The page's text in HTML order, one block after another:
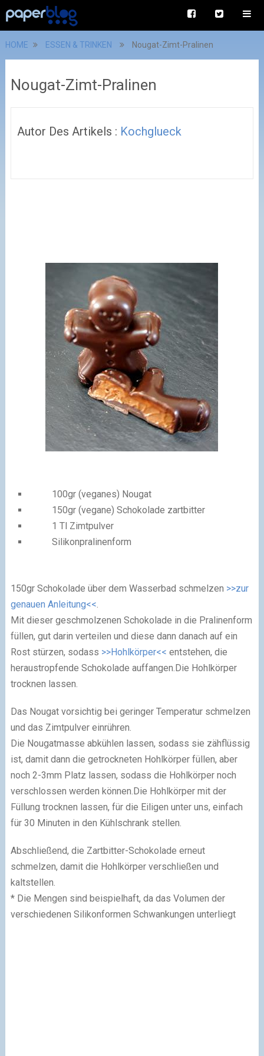
HOME ESSEN & TRINKEN Nougat-Zimt-Pralinen
Nougat-Zimt-Pralinen
Autor Des Artikels : Kochglueck
100gr (veganes) Nougat
150gr (vegane) Schokolade zartbitter
1 Tl Zimtpulver
Silikonpralinenform
150gr Schokolade über dem Wasserbad schmelzen >>zur
genauen Anleitung<<.
Mit dieser geschmolzenen Schokolade in die Pralinenform
füllen, gut darin verteilen und diese dann danach auf ein
Rost stürzen, sodass >>Hohlkörper<< entstehen, die
heraustropfende Schokolade auffangen.Die Hohlkörper
trocknen lassen.
Das Nougat vorsichtig bei geringer Temperatur schmelzen
und das Zimtpulver einrühren.
Die Nougatmasse abkühlen lassen, sodass sie zähflüssig
ist, damit dann die getrockneten Hohlkörper füllen, aber
noch 2-3mm Platz lassen, sodass die Hohlkörper noch
verschlossen werden können.Die Hohlkörper mit der
Füllung trocknen lassen, für die Eiligen unter uns, einfach
für 30 Minuten in den Kühlschrank stellen.
Abschließend, die Zartbitter-Schokolade erneut
schmelzen, damit die Hohlkörper verschließen und
kaltstellen.
* Die Mengen sind beispielhaft, da das Volumen der
verschiedenen Silikonformen Schwankungen unterliegt